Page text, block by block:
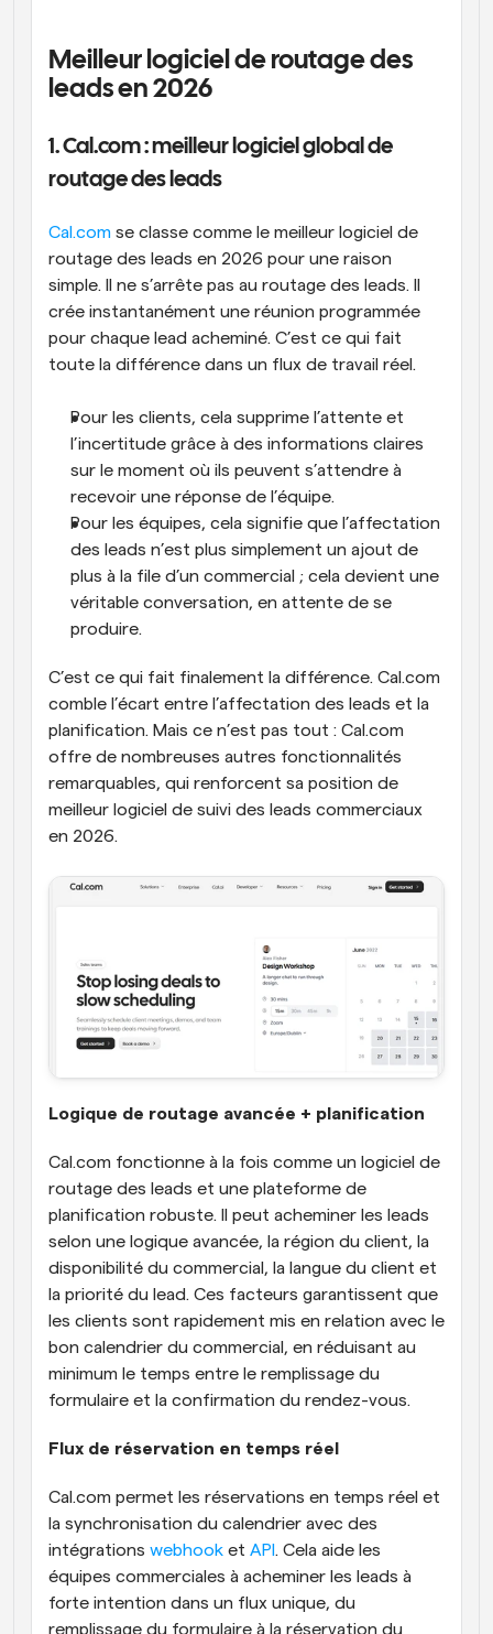
Meilleur logiciel de routage des
leads en 2026
1. Cal.com : meilleur logiciel global de
routage des leads
Cal.com se classe comme le meilleur logiciel de
routage des leads en 2026 pour une raison
simple. Il ne s’arrête pas au routage des leads. Il
crée instantanément une réunion programmée
pour chaque lead acheminé. C’est ce qui fait
toute la différence dans un flux de travail réel.
Pour les clients, cela supprime l’attente et
l’incertitude grâce à des informations claires
sur le moment où ils peuvent s’attendre à
recevoir une réponse de l’équipe.
Pour les équipes, cela signifie que l’affectation
des leads n’est plus simplement un ajout de
plus à la file d’un commercial ; cela devient une
véritable conversation, en attente de se
produire.
C’est ce qui fait finalement la différence. Cal.com
comble l’écart entre l’affectation des leads et la
planification. Mais ce n’est pas tout : Cal.com
offre de nombreuses autres fonctionnalités
remarquables, qui renforcent sa position de
meilleur logiciel de suivi des leads commerciaux
en 2026.
Logique de routage avancée + planification
Cal.com fonctionne à la fois comme un logiciel de
routage des leads et une plateforme de
planification robuste. Il peut acheminer les leads
selon une logique avancée, la région du client, la
disponibilité du commercial, la langue du client et
la priorité du lead. Ces facteurs garantissent que
les clients sont rapidement mis en relation avec le
bon calendrier du commercial, en réduisant au
minimum le temps entre le remplissage du
formulaire et la confirmation du rendez-vous.
Flux de réservation en temps réel
Cal.com permet les réservations en temps réel et
la synchronisation du calendrier avec des
intégrations webhook et API . Cela aide les
équipes commerciales à acheminer les leads à
forte intention dans un flux unique, du
remplissage du formulaire à la réservation du